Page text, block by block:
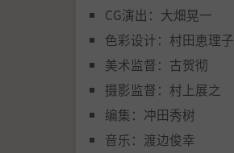
CG演出：大畑晃一
色彩设计：村田恵理子
美术监督：古贺彻
摄影监督：村上展之
编集：冲田秀树
音乐：渡边俊幸